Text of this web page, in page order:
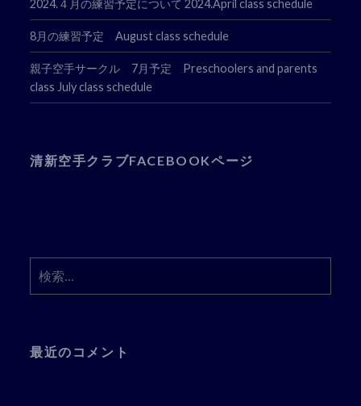
2024.４月の練習予定について 2024.April class schedule
8月の練習予定 August class schedule
親子空手サークル 7月予定 Preschoolers and parents
class July class schedule
清新空手クラブFACEBOOKページ
索:
最近のコメント